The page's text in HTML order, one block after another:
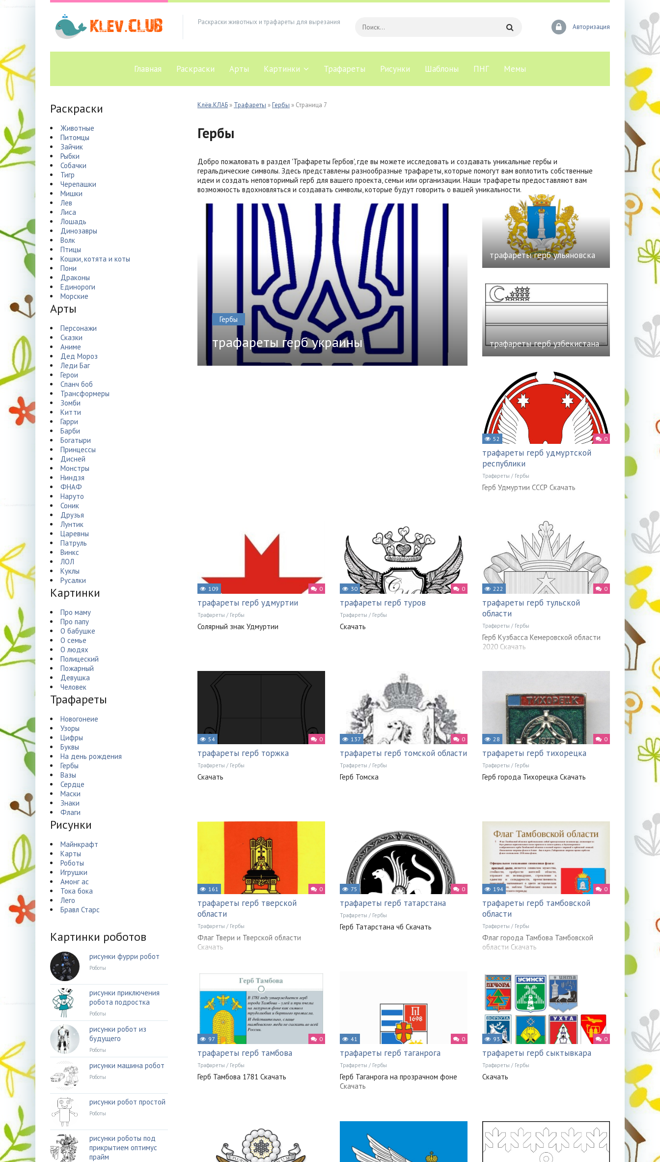
Раскраски животных и трафареты для вырезания
Авторизация
Главная Раскраски Арты Картинки Трафареты Рисунки Шаблоны ПНГ Мемы
Клёв.КЛАБ » Трафареты »Гербы » Страница 7
Гербы
Добро пожаловать в раздел 'Трафареты Гербов', где вы можете исследовать и создавать уникальные гербы и
геральдические символы. Здесь представлены разнообразные трафареты, которые помогут вам воплотить собственные
идеи и создать неповторимый герб для вашего проекта, семьи или организации. Наши трафареты предоставляют вам
возможность вдохновляться и создавать символы, которые будут говорить о вашей уникальности.
трафареты герб ульяновска
Гербы
трафареты герб украины трафареты герб узбекистана
52 0
трафареты герб удмуртской
республики
Трафареты / Гербы
Герб Удмуртии СССР Скачать
109 0
трафареты герб удмуртии
Трафареты / Гербы
Солярный знак Удмуртии
30 0
трафареты герб туров
Трафареты / Гербы
Скачать
222 0
трафареты герб тульской
области
Трафареты / Гербы
Герб Кузбасса Кемеровской области
2020 Скачать
54 0
трафареты герб торжка
Трафареты / Гербы
Скачать
137 0
трафареты герб томской области
Трафареты / Гербы
Герб Томска
28 0
трафареты герб тихорецка
Трафареты / Гербы
Герб города Тихорецка Скачать
161 0
трафареты герб тверской
области
Трафареты / Гербы
Флаг Твери и Тверской области
Скачать
75 0
трафареты герб татарстана
Трафареты / Гербы
Герб Татарстана чб Скачать
194 0
трафареты герб тамбовской
области
Трафареты / Гербы
Флаг города Тамбова Тамбовской
области Скачать
97 0
трафареты герб тамбова
Трафареты / Гербы
Герб Тамбова 1781 Скачать
41 0
трафареты герб таганрога
Трафареты / Гербы
Герб Таганрога на прозрачном фоне
Скачать
93 0
трафареты герб сыктывкара
Трафареты / Гербы
Скачать
Раскраски
Животные
Питомцы
Зайчик
Рыбки
Собачки
Тигр
Черепашки
Мишки
Лев
Лиса
Лошадь
Динозавры
Волк
Птицы
Кошки, котята и коты
Пони
Драконы
Единороги
Морские
Арты
Персонажи
Сказки
Аниме
Дед Мороз
Леди Баг
Герои
Спанч боб
Трансформеры
Зомби
Китти
Гарри
Барби
Богатыри
Принцессы
Дисней
Монстры
Ниндзя
ФНАФ
Наруто
Соник
Друзья
Лунтик
Царевны
Патруль
Винкс
ЛОЛ
Куклы
Русалки
Картинки
Про маму
Про папу
О бабушке
О семье
О людях
Полицеский
Пожарный
Девушка
Человек
Трафареты
Новогонеие
Узоры
Цифры
Буквы
На день рождения
Гербы
Вазы
Сердце
Маски
Знаки
Флаги
Рисунки
Майнкрафт
Карты
Роботы
Игрушки
Амонг ас
Тока бока
Лего
Бравл Старс
Картинки роботов
рисунки фурри робот
Роботы
рисунки приключения
робота подростка
Роботы
рисунки робот из
будущего
Роботы
рисунки машина робот
Роботы
рисунки робот простой
Роботы
рисунки роботы под
прикрытием оптимус
прайм